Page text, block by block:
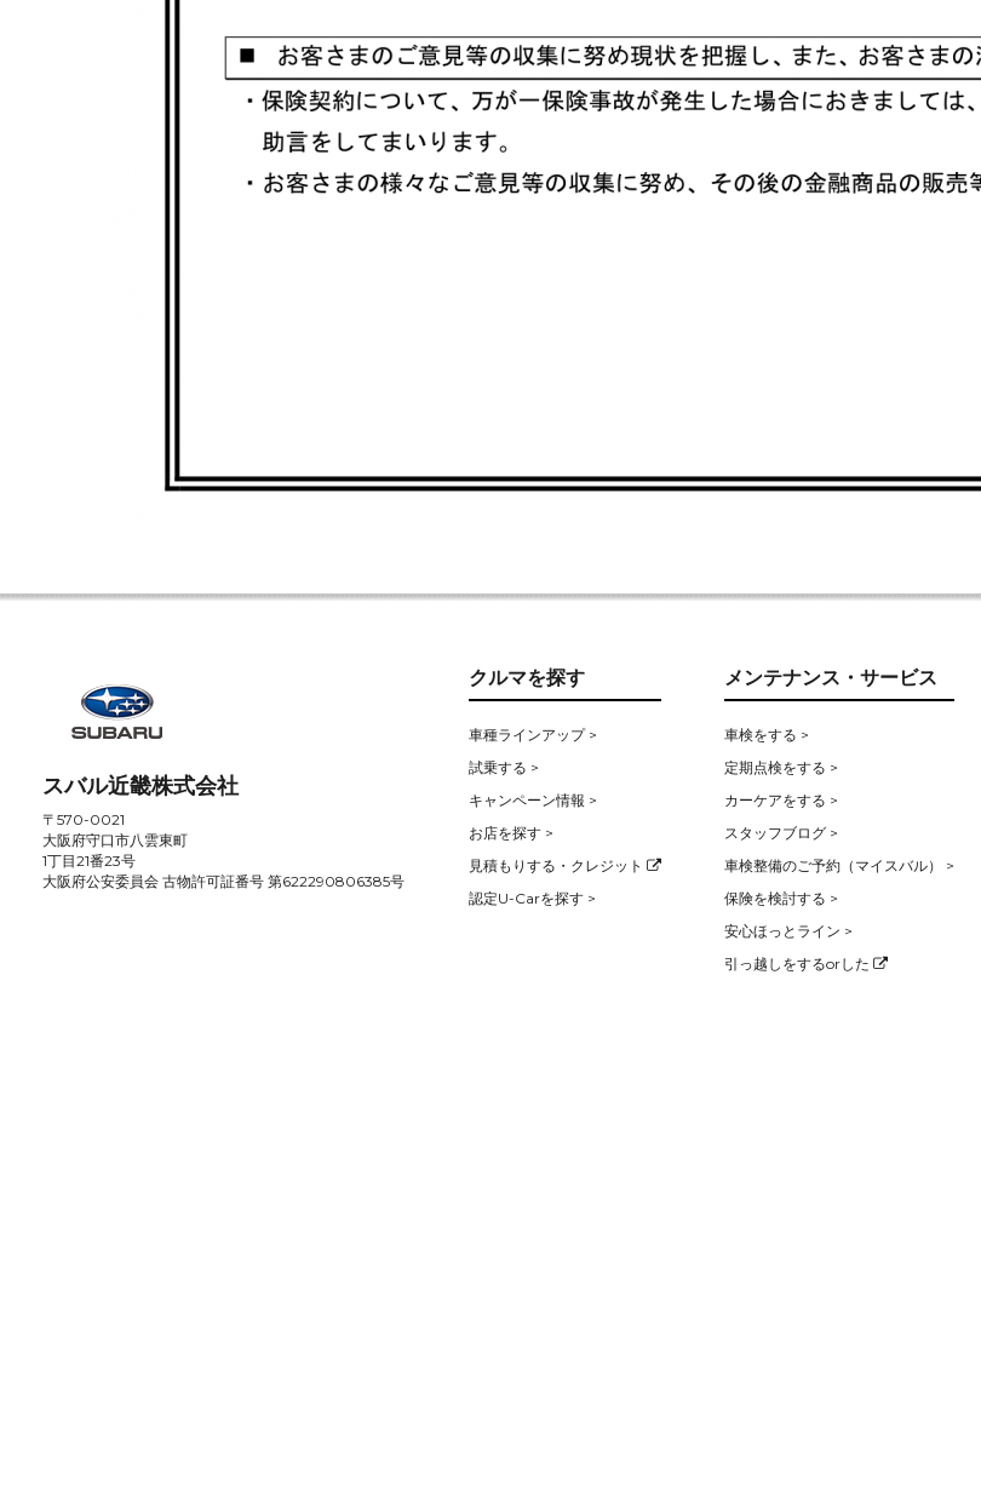
スバル近畿株式会社
〒570-0021
大阪府守口市八雲東町
1丁目21番23号
大阪府公安委員会 古物許可証番号 第622290806385号
クルマを探す
車種ラインアップ >
試乗する >
キャンペーン情報 >
お店を探す >
見積もりする・クレジット
認定U-Carを探す >
メンテナンス・サービス
車検をする >
定期点検をする >
カーケアをする >
スタッフブログ >
車検整備のご予約（マイスバル） >
保険を検討する >
安心ほっとライン >
引っ越しをするorした